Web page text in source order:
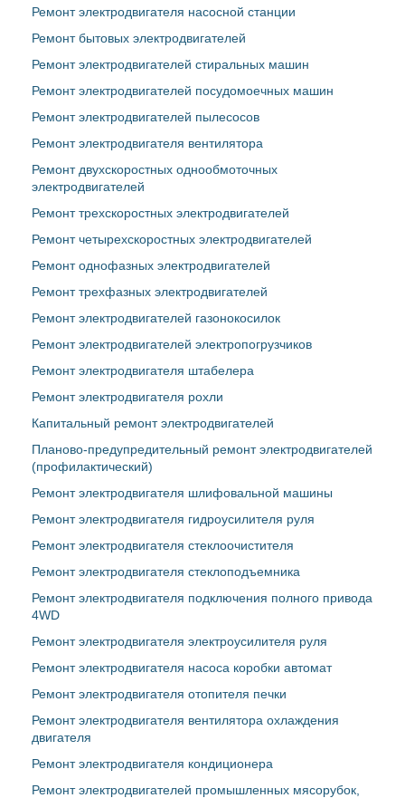
Ремонт электродвигателя насосной станции
Ремонт бытовых электродвигателей
Ремонт электродвигателей стиральных машин
Ремонт электродвигателей посудомоечных машин
Ремонт электродвигателей пылесосов
Ремонт электродвигателя вентилятора
Ремонт двухскоростных однообмоточных
электродвигателей
Ремонт трехскоростных электродвигателей
Ремонт четырехскоростных электродвигателей
Ремонт однофазных электродвигателей
Ремонт трехфазных электродвигателей
Ремонт электродвигателей газонокосилок
Ремонт электродвигателей электропогрузчиков
Ремонт электродвигателя штабелера
Ремонт электродвигателя рохли
Капитальный ремонт электродвигателей
Планово-предупредительный ремонт электродвигателей
(профилактический)
Ремонт электродвигателя шлифовальной машины
Ремонт электродвигателя гидроусилителя руля
Ремонт электродвигателя стеклоочистителя
Ремонт электродвигателя стеклоподъемника
Ремонт электродвигателя подключения полного привода
4WD
Ремонт электродвигателя электроусилителя руля
Ремонт электродвигателя насоса коробки автомат
Ремонт электродвигателя отопителя печки
Ремонт электродвигателя вентилятора охлаждения
двигателя
Ремонт электродвигателя кондиционера
Ремонт электродвигателей промышленных мясорубок,